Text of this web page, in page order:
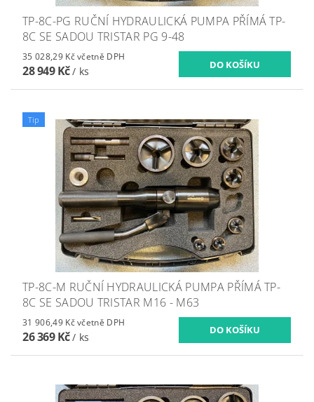
TP-8C-PG RUČNÍ HYDRAULICKÁ PUMPA PŘÍMÁ TP-
8C SE SADOU TRISTAR PG 9-48
35 028,29 Kč včetně DPH
28 949 Kč/ ks
Tip
TP-8C-M RUČNÍ HYDRAULICKÁ PUMPA PŘÍMÁ TP-
8C SE SADOU TRISTAR M16 - M63
31 906,49 Kč včetně DPH
26 369 Kč/ ks